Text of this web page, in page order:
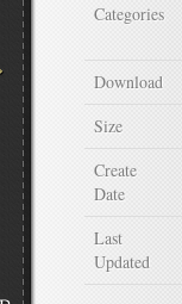
Categories
Download
Size
Create
Date
Last
Updated